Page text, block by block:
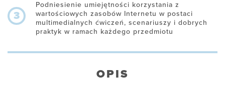
3
Podniesienie umiejętności korzystania z
wartościowych zasobów Internetu w postaci
multimedialnych ćwiczeń, scenariuszy i dobrych
praktyk w ramach każdego przedmiotu
OPIS